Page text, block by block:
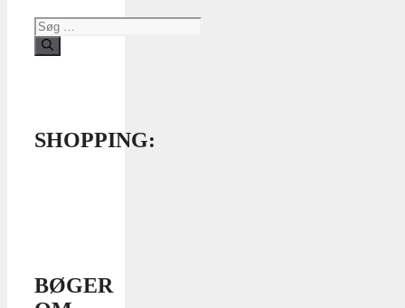
Søg
efter:
SHOPPING:
BØGER